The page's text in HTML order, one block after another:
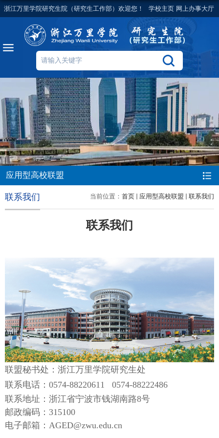
浙江万里学院研究生院（研究生工作部）欢迎您！ 学校主页 网上办事大厅
应用型高校联盟
当前位置： 首页 应用型高校联盟 联系我们
联系我们
联系我们
联盟秘书处：浙江万里学院研究生处
联系电话： 0574-88220611
0574-88222486
联系地址：浙江省宁波市钱湖南路8号
邮政编码： 315100
电子邮箱： AGED@zwu.edu.cn